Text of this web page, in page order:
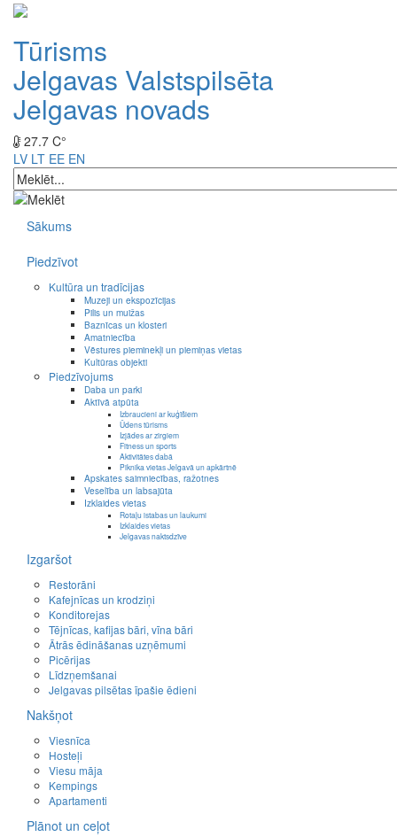
Tūrisms
Jelgavas Valstspilsēta
Jelgavas novads
27.7 C°
LV LT EE EN
Sākums
Piedzīvot
Kultūra un tradīcijas
Muzeji un ekspozīcijas
Pilis un muižas
Baznīcas un klosteri
Amatniecība
Vēstures pieminekļi un piemiņas vietas
Kultūras objekti
Piedzīvojums
Daba un parki
Aktīvā atpūta
Izbraucieni ar kuģīšiem
Ūdens tūrisms
Izjādes ar zirgiem
Fitness un sports
Aktivitātes dabā
Piknika vietas Jelgavā un apkārtnē
Apskates saimniecības, ražotnes
Veselība un labsajūta
Izklaides vietas
Rotaļu istabas un laukumi
Izklaides vietas
Jelgavas naktsdzīve
Izgaršot
Restorāni
Kafejnīcas un krodziņi
Konditorejas
Tējnīcas, kafijas bāri, vīna bāri
Ātrās ēdināšanas uzņēmumi
Picērijas
Līdzņemšanai
Jelgavas pilsētas īpašie ēdieni
Nakšņot
Viesnīca
Hosteļi
Viesu māja
Kempings
Apartamenti
Plānot un ceļot